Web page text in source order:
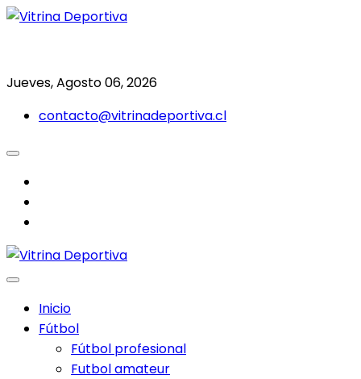
Saltar
Jueves, Agosto 06, 2026
contacto@vitrinadeportiva.cl
Inicio
Fútbol
Fútbol profesional
Futbol amateur